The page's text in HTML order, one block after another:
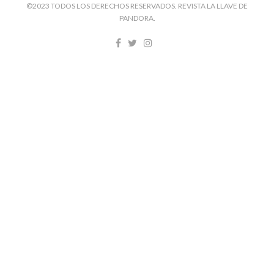
©2023 TODOS LOS DERECHOS RESERVADOS. REVISTA LA LLAVE DE
PANDORA.